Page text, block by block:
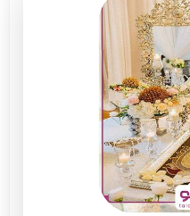
زیبای سالن عقد
است. محدودیتی
نداشته و تا سقف